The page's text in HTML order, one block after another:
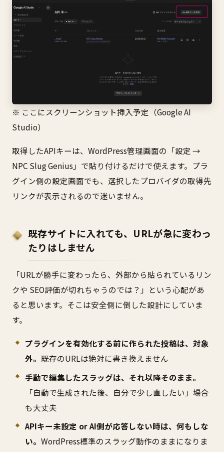
※ ここにスクリーンショット挿入予定（Google AI
Studio）
取得したAPIキーは、WordPress管理画面の「設定 →
NPC Slug Genius」で貼り付けるだけで使えます。プラ
グイン側の設定画面でも、選択したプロバイダの取得先
リンクが表示されるので迷いません。
既存サイトに入れても、URLが急に変わっ
たりはしません
「URLが勝手に変わったら、外部から貼られているリン
クや SEO評価が切れちゃうのでは？」という心配があ
ると思います。そこは安全側に倒した設計にしていま
す。
プラグインを有効化する前に作られた投稿は、対象
外。 既存のURLは絶対に書き換えません
手動で編集したスラッグは、それ以降そのまま。
「自動で生成された後、自分で少し直したい」場合
も大丈夫
APIキー未設定 or AI側が応答しない時は、何もしな
い。 WordPress標準のスラッグ動作のままになりま